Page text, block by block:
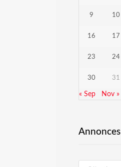
9 10
16 17
23 24
30 31
« Sep Nov »
Annonces